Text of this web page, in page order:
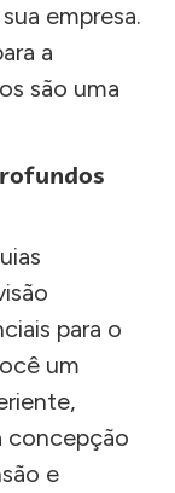
empresa.
a
são uma
para o
um
concepção
e